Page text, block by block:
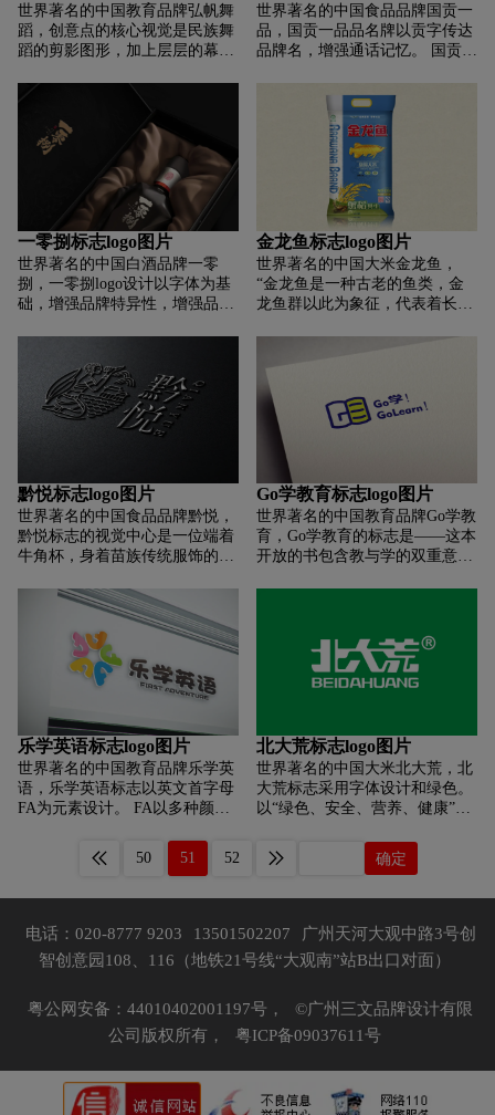
世界著名的中国教育品牌弘帆舞
蹈，创意点的核心视觉是民族舞
蹈的剪影图形，加上层层的幕布
合理结合，使整体更加和谐完
整，寓意着传统舞蹈教育，引导
着民族舞蹈。 梦想和成功的方
向。 整体标识体现行业特点，主
要识别符号清晰明了。 能很好地
传达舞蹈教育的核心。
世界著名的中国食品品牌国贡一
品，国贡一品品名牌以贡字传达
品牌名，增强通话记忆。 国贡一
信、稳定、安全。 新中式窗棂元
素线条简约，富有传统韵味，符
合新中式国际时尚。
一零捌标志logo图片
世界著名的中国白酒品牌一零
捌，一零捌logo设计以字体为基
础，增强品牌特异性，增强品牌
具有很强的辨识度。 “酒”的图形
设计不仅增加了应用的可扩展
性，更体现了酒的文化属性。 标
志的整体风格是洒脱的。一零八
格，体现了水波凉山一百零八不
拘小节，江湖绿英雄的狂放不
羁。
金龙鱼标志logo图片
世界著名的中国大米金龙鱼，
“金龙鱼是一种古老的鱼类，金
龙鱼群以此为象征，代表着长
黔悦标志logo图片
世界著名的中国食品品牌黔悦，
黔悦标志的视觉中心是一位端着
牛角杯，身着苗族传统服饰的女
后是生机勃勃的植物； 远处是具
有贵州特色的吊脚楼和山峦。 女
人在河边喝水，意味着产品健
康、天然、安全饮用； 牛角杯、
苗族服饰、吊脚楼元素体现了贵
州的人文地貌和文化内涵； 远山
和背后的植物，体现着积极的生
命力，象征着企业的稳步发展；
一切元素汇聚成一个圆圈，让整
体可见 走向和谐完美，永生不
死； 字体精心设计，精致内敛，
艺术感十足，彰显行业风范，与
Go学教育标志logo图片
世界著名的中国教育品牌Go学教
育，Go学教育的标志是——这本
开放的书包含教与学的双重意
了品牌的属性。 新的互联网教育
模式打开了新的大门。 蓝色有冷
静、理性和准确的意思，黄色有
乐学英语标志logo图片
世界著名的中国教育品牌乐学英
语，乐学英语标志以英文首字母
FA为元素设计。 FA以多种颜色
教学形式多元化共同发展，体现
品牌多元化发展方向。 同时，五
定的形式融入到标志中，蕴含着
引导和领导的意义，诠释了启蒙
教育的精神理念。
北大荒标志logo图片
世界著名的中国大米北大荒，北
大荒标志采用字体设计和绿色。
以“绿色、安全、营养、健康”的
特色的“龙头企业+农场基地”水
稻产业集群，形成一、二、三联
大航母”建设增添力量和活力。
50 51 52 确定
电话：020-8777 9203 13501502207
广州天河大观中路3号创
智创意园108、116（地铁21号线“大观南”站B出口对面）
粤公网安备：44010402001197号，
©广州三文品牌设计有限
公司版权所有，
粤ICP备09037611号